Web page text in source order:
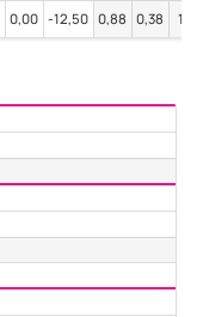
0,00 -12,50 0,88 0,38 1,79